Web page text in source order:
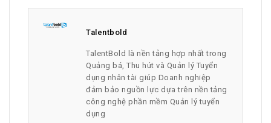
Talentbold
TalentBold là nền tảng hợp nhất trong
Quảng bá, Thu hút và Quản lý Tuyển
dụng nhân tài giúp Doanh nghiệp
đảm bảo nguồn lực dựa trên nền tảng
công nghệ phần mềm Quản lý tuyển
dụng